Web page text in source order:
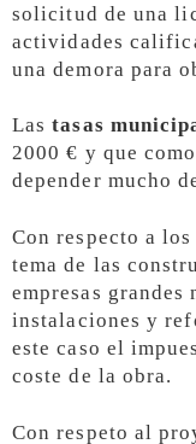
solicitud de una
actividades
una demora para
Lastasas
2000 € y que
depender mucho
Con respecto a
tema de las
empresas grandes
instalaciones y
este caso el
coste de la obra.
Con respeto al